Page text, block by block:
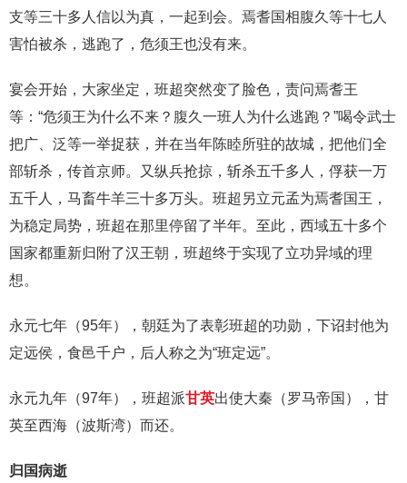
支等三十多人信以为真，一起到会。焉耆国相腹久等十七人
害怕被杀，逃跑了，危须王也没有来。
宴会开始，大家坐定，班超突然变了脸色，责问焉耆王
等：“危须王为什么不来？腹久一班人为什么逃跑？”喝令武士
把广、泛等一举捉获，并在当年陈睦所驻的故城，把他们全
部斩杀，传首京师。又纵兵抢掠，斩杀五千多人，俘获一万
五千人，马畜牛羊三十多万头。班超另立元孟为焉耆国王，
为稳定局势，班超在那里停留了半年。至此，西域五十多个
国家都重新归附了汉王朝，班超终于实现了立功异域的理
想。
永元七年（95年），朝廷为了表彰班超的功勋，下诏封他为
定远侯，食邑千户，后人称之为“班定远”。
永元九年（97年），班超派甘英出使大秦（罗马帝国），甘
英至西海（波斯湾）而还。
归国病逝